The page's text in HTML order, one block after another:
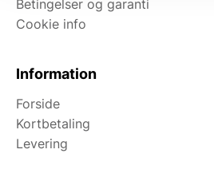
Betingelser og garanti
Cookie info
Information
Forside
Kortbetaling
Levering